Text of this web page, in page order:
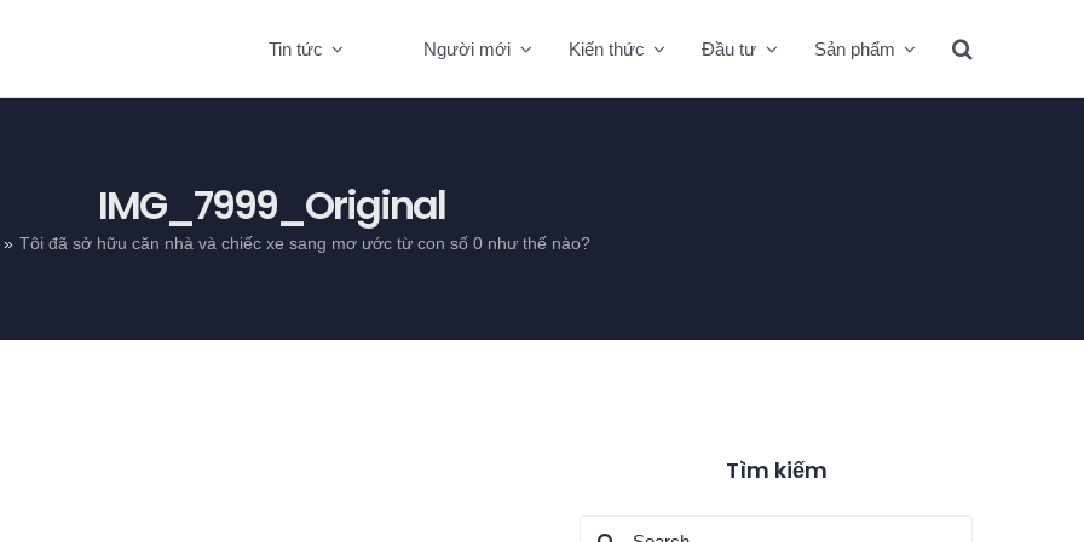
Tin tức Người mới Kiến thức Đầu tư Sản phẩm
IMG_7999_Original
Tôi đã sở hữu căn nhà và chiếc xe sang mơ ước từ con số 0 như thế nào?
Tìm kiếm
Search